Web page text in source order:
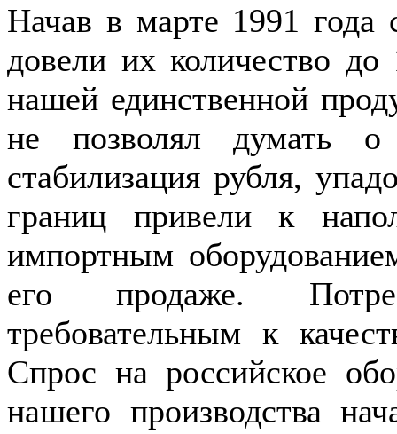
Начав в марте 1991
довели их количество
нашей единственной
не позволял думать о
стабилизация рубля,
границ привели к
импортным
его продаже.
требовательным к
Спрос на российское
нашего производства